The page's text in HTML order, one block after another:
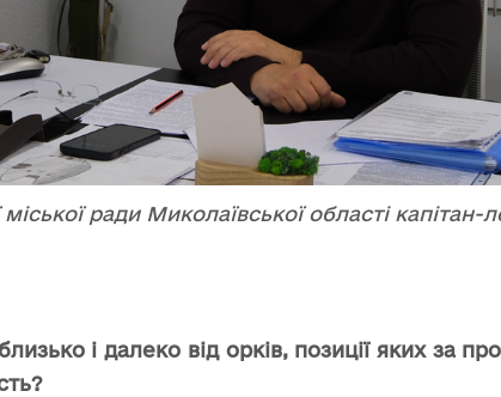
міської ради Миколаївської області
і далеко від орків, позиції яких за